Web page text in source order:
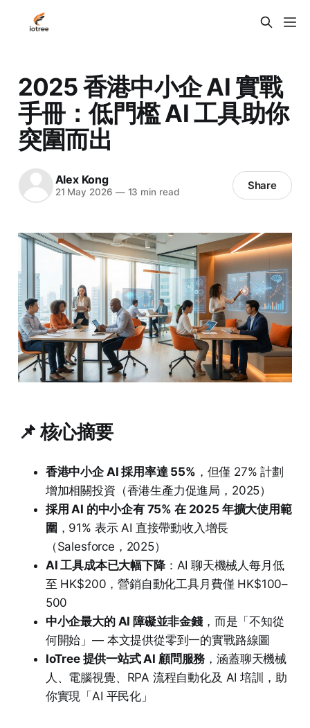
2025 香港中小企 AI 實戰
手冊：低門檻 AI 工具助你
突圍而出
Alex Kong
21 May 2026 —13 min read Share
📌 核心摘要
香港中小企 AI 採用率達 55% ，但僅 27% 計劃
增加相關投資（香港生產力促進局，2025）
採用 AI 的中小企有 75% 在 2025 年擴大使用範
圍 ，91% 表示 AI 直接帶動收入增長
（Salesforce，2025）
AI 工具成本已大幅下降：AI 聊天機械人每月低
至 HK$200，營銷自動化工具月費僅 HK$100–
500
中小企最大的 AI 障礙並非金錢，而是「不知從
何開始」— 本文提供從零到一的實戰路線圖
IoTree 提供一站式 AI 顧問服務 ，涵蓋聊天機械
人、電腦視覺、RPA 流程自動化及 AI 培訓，助
你實現「AI 平民化」